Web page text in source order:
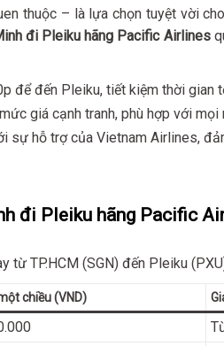
thuộc – là lựa chọn tuyệt vời
đi Pleiku hãng Pacific Airlines
để đến Pleiku, tiết kiệm thời gian
giá cạnh tranh, phù hợp với mọi
sự hỗ trợ của Vietnam Airlines,
đi Pleiku hãng Pacific
từ TP.HCM (SGN) đến Pleiku
chiều (VND)